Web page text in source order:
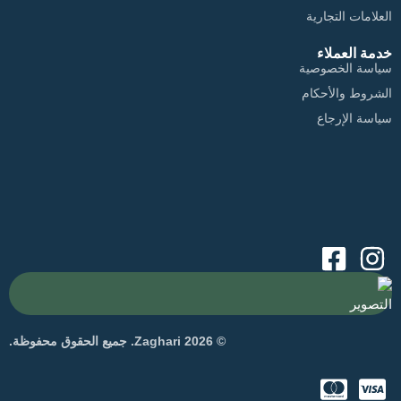
العلامات التجارية
خدمة العملاء
سياسة الخصوصية
الشروط والأحكام
سياسة الإرجاع
التصوير
© 2026 Zaghari. جميع الحقوق محفوظة.